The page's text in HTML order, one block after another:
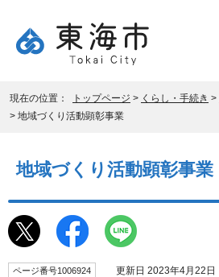
現在の位置： トップページ > くらし・手続き >
> 地域づくり活動顕彰事業
地域づくり活動顕彰事業
ページ番号1006924 更新日 2023年4月22日